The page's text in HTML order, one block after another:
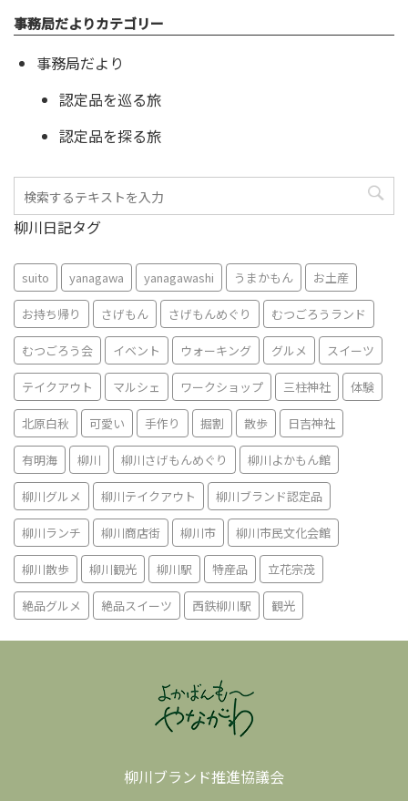
事務局だよりカテゴリー
事務局だより
認定品を巡る旅
認定品を探る旅
柳川日記タグ
suito yanagawa yanagawashi うまかもん お土産
お持ち帰り さげもん さげもんめぐり むつごろうランド
むつごろう会 イベント ウォーキング グルメ スイーツ
テイクアウト マルシェ ワークショップ 三柱神社 体験
北原白秋 可愛い 手作り 掘割 散歩 日吉神社
有明海 柳川 柳川さげもんめぐり 柳川よかもん館
柳川グルメ 柳川テイクアウト 柳川ブランド認定品
柳川ランチ 柳川商店街 柳川市 柳川市民文化会館
柳川散歩 柳川観光 柳川駅 特産品 立花宗茂
絶品グルメ 絶品スイーツ 西鉄柳川駅 観光
柳川ブランド推進協議会